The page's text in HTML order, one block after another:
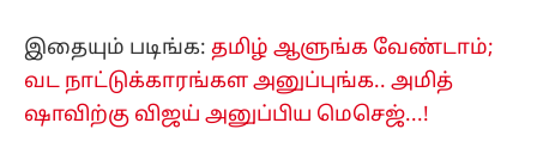
இதையும் படிங்க: தமிழ் ஆளுங்க வேண்டாம்;
வட நாட்டுக்காரங்கள அனுப்புங்க.. அமித்
ஷாவிற்கு விஜய் அனுப்பிய மெசெஜ்...!